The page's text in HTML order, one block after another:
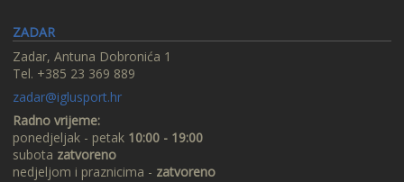
ZADAR
Zadar, Antuna Dobronića 1
Tel. +385 23 369 889
zadar@iglusport.hr
Radno vrijeme:
ponedjeljak - petak 10:00 - 19:00
subota zatvoreno
nedjeljom i praznicima - zatvoreno